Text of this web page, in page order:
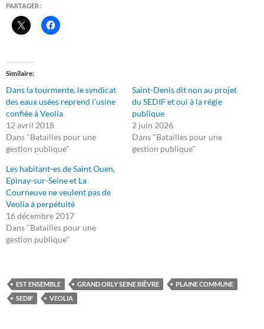
PARTAGER :
Similaire
Dans la tourmente, le syndicat
des eaux usées reprend l’usine
confiée à Veolia
12 avril 2018
Dans "Batailles pour une
gestion publique"
Saint-Denis dit non au projet
du SEDIF et oui à la régie
publique
2 juin 2026
Dans "Batailles pour une
gestion publique"
Les habitant-es de Saint Ouen,
Epinay-sur-Seine et La
Courneuve ne veulent pas de
Veolia à perpétuité
16 décembre 2017
Dans "Batailles pour une
gestion publique"
EST ENSEMBLE GRAND ORLY SEINE BIÈVRE
PLAINE COMMUNE
SEDIF
VEOLIA